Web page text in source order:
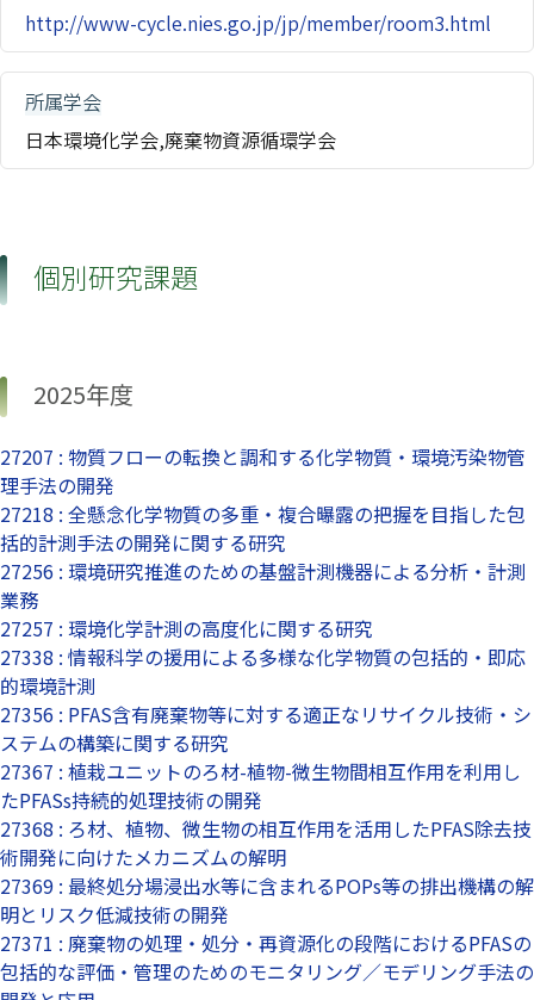
http://www-cycle.nies.go.jp/jp/member/room3.html
所属学会
日本環境化学会,廃棄物資源循環学会
個別研究課題
2025年度
27207 : 物質フローの転換と調和する化学物質・環境汚染物管
理手法の開発
27218 : 全懸念化学物質の多重・複合曝露の把握を目指した包
括的計測手法の開発に関する研究
27256 : 環境研究推進のための基盤計測機器による分析・計測
業務
27257 : 環境化学計測の高度化に関する研究
27338 : 情報科学の援用による多様な化学物質の包括的・即応
的環境計測
27356 : PFAS含有廃棄物等に対する適正なリサイクル技術・シ
ステムの構築に関する研究
27367 : 植栽ユニットのろ材-植物-微生物間相互作用を利用し
たPFASs持続的処理技術の開発
27368 : ろ材、植物、微生物の相互作用を活用したPFAS除去技
術開発に向けたメカニズムの解明
27369 : 最終処分場浸出水等に含まれるPOPs等の排出機構の解
明とリスク低減技術の開発
27371 : 廃棄物の処理・処分・再資源化の段階におけるPFASの
包括的な評価・管理のためのモニタリング／モデリング手法の